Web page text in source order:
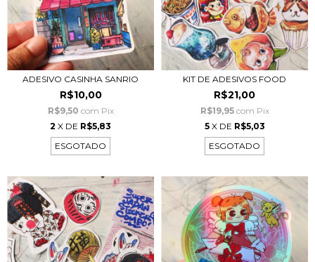
ADESIVO CASINHA SANRIO
R$10,00
R$9,50 com Pix
2 X DE R$5,83
ESGOTADO
KIT DE ADESIVOS FOOD
R$21,00
R$19,95 com Pix
5 X DE R$5,03
ESGOTADO